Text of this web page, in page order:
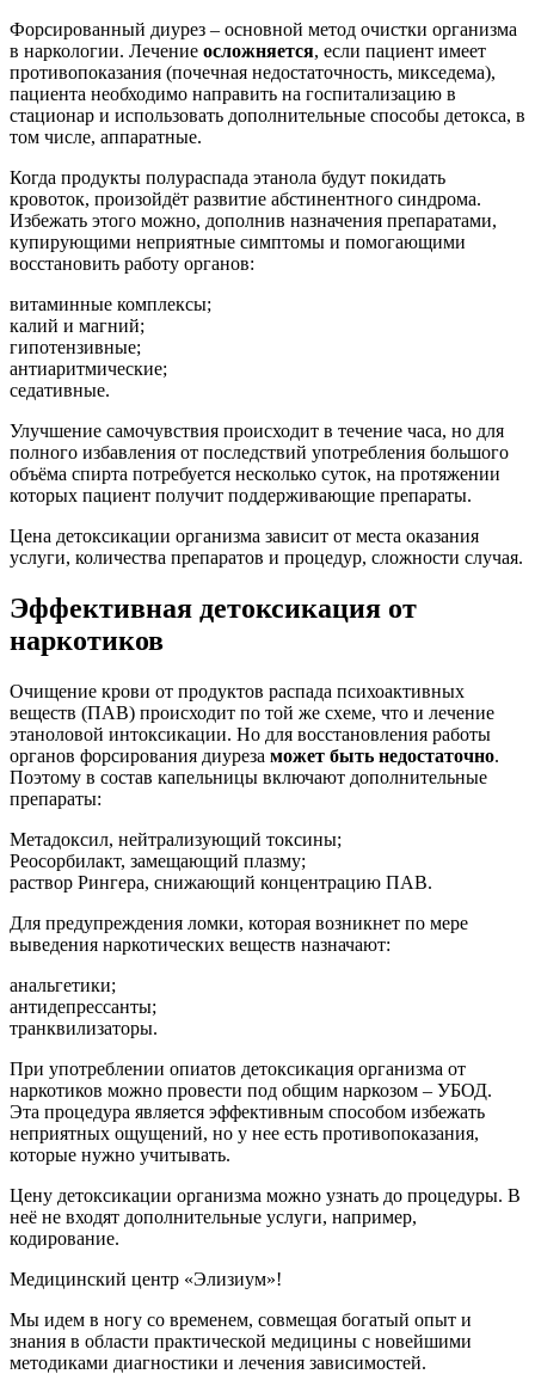
Форсированный диурез – основной метод очистки организма
в наркологии. Лечение осложняется, если пациент имеет
противопоказания (почечная недостаточность, микседема),
пациента необходимо направить на госпитализацию в
стационар и использовать дополнительные способы детокса, в
том числе, аппаратные.
Когда продукты полураспада этанола будут покидать
кровоток, произойдёт развитие абстинентного синдрома.
Избежать этого можно, дополнив назначения препаратами,
купирующими неприятные симптомы и помогающими
восстановить работу органов:
витаминные комплексы;
калий и магний;
гипотензивные;
антиаритмические;
седативные.
Улучшение самочувствия происходит в течение часа, но для
полного избавления от последствий употребления большого
объёма спирта потребуется несколько суток, на протяжении
которых пациент получит поддерживающие препараты.
Цена детоксикации организма зависит от места оказания
услуги, количества препаратов и процедур, сложности случая.
Эффективная детоксикация от
наркотиков
Очищение крови от продуктов распада психоактивных
веществ (ПАВ) происходит по той же схеме, что и лечение
этаноловой интоксикации. Но для восстановления работы
органов форсирования диуреза может быть недостаточно.
Поэтому в состав капельницы включают дополнительные
препараты:
Метадоксил, нейтрализующий токсины;
Реосорбилакт, замещающий плазму;
раствор Рингера, снижающий концентрацию ПАВ.
Для предупреждения ломки, которая возникнет по мере
выведения наркотических веществ назначают:
анальгетики;
антидепрессанты;
транквилизаторы.
При употреблении опиатов детоксикация организма от
наркотиков можно провести под общим наркозом – УБОД.
Эта процедура является эффективным способом избежать
неприятных ощущений, но у нее есть противопоказания,
которые нужно учитывать.
Цену детоксикации организма можно узнать до процедуры. В
неё не входят дополнительные услуги, например,
кодирование.
Медицинский центр «Элизиум»!
Мы идем в ногу со временем, совмещая богатый опыт и
знания в области практической медицины с новейшими
методиками диагностики и лечения зависимостей.